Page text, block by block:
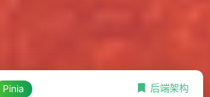
Pinia
后端架构